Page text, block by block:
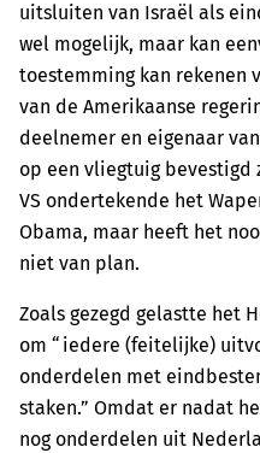
uitsluiten van Israël als
wel mogelijk, maar kan
toestemming kan rekenen
van de Amerikaanse
deelnemer en eigenaar
op een vliegtuig bevestigd
VS ondertekende het
Obama, maar heeft het
niet van plan.
Zoals gezegd gelastte het
om “iedere (feitelijke)
onderdelen met
staken.” Omdat er nadat
nog onderdelen uit